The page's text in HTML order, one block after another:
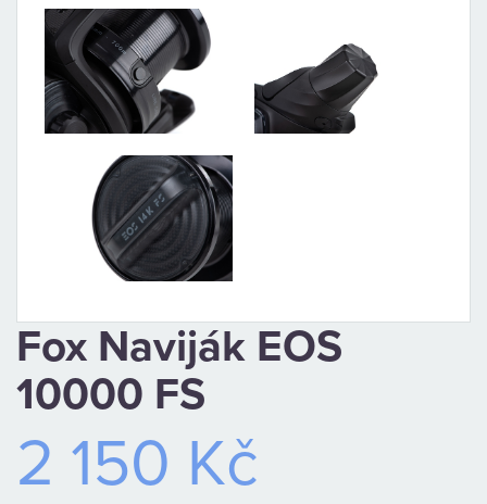
TOP
OBCHODNÍ
PODMÍNKY
PRODEJNA
Fox Naviják EOS
10000 FS
2 150 Kč